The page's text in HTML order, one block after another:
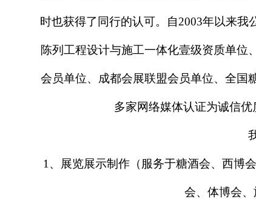
时也获得了同行的认可。自2003年以来
陈列工程设计与施工一体化壹级资质单位
会员单位、成都会展联盟会员单位、全国
多家网络媒体认证为诚信
1、展览展示制作（服务于糖酒会、西博
会、体博会、